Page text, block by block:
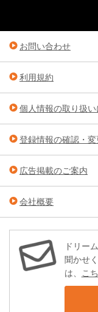
お問い合わせ
利用規約
個人情報の取り扱い
登録情報の確認・変
広告掲載のご案内
会社概要
ドリー
聞かせ
は、
こ